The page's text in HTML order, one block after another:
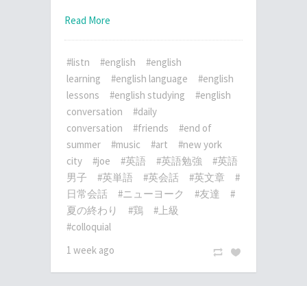
Read More
#listn #english
#english
learning
#english language
#english
lessons
#english studying
#english
conversation
#daily
conversation
#friends
#end of
summer
#music #art
#new york
city
#joe #英語 #英語勉強
#英語
男子
#英単語 #英会話 #英文章
#
日常会話
#ニューヨーク #友達
#
夏の終わり
#鶏
#上級
#colloquial
1 week ago